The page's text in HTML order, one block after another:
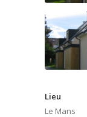
Lieu
Le Mans